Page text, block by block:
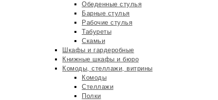
Обеденные стулья
Барные стулья
Рабочие стулья
Табуреты
Скамьи
Шкафы и гардеробные
Книжные шкафы и бюро
Комоды, стеллажи, витрины
Комоды
Стеллажи
Полки